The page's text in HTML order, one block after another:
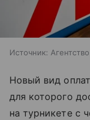
Источник:
Новый вид
для которого
на турникете с